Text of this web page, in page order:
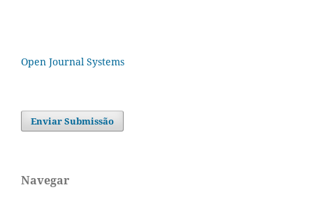
Open Journal Systems
Enviar Submissão
Navegar